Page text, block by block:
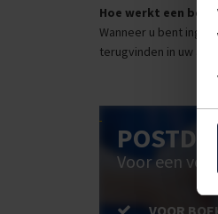
Hoe werkt een
Wanneer u bent
terugvinden in uw
Voor een
VOOR